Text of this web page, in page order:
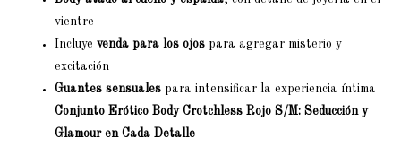
vientre
Incluyevenda para los ojos para agregar misterio y
excitación
Guantes sensuales para intensificar la experiencia íntima
Conjunto Erótico Body Crotchless Rojo S/M: Seducción y
Glamour en Cada Detalle